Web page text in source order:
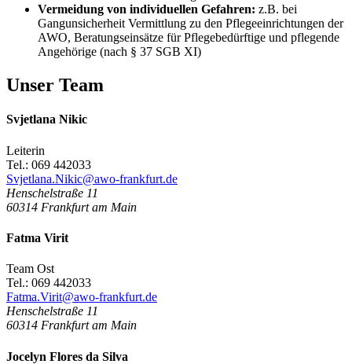
Vermeidung von individuellen Gefahren: z.B. bei
Gangunsicherheit Vermittlung zu den Pflegeeinrichtungen der
AWO, Beratungseinsätze für Pflegebedürftige und pflegende
Angehörige (nach § 37 SGB XI)
Unser Team
Svjetlana Nikic
Leiterin
Tel.: 069 442033
Svjetlana.Nikic@awo-frankfurt.de
Henschelstraße 11
60314 Frankfurt am Main
Fatma Virit
Team Ost
Tel.: 069 442033
Fatma.Virit@awo-frankfurt.de
Henschelstraße 11
60314 Frankfurt am Main
Jocelyn Flores da Silva